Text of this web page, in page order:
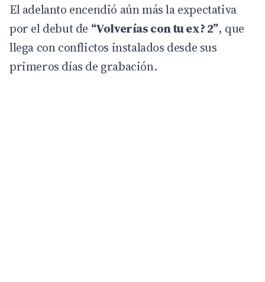
El adelanto encendió aún más la expectativa
por el debut de “Volverías con tu ex? 2”, que
llega con conflictos instalados desde sus
primeros días de grabación.